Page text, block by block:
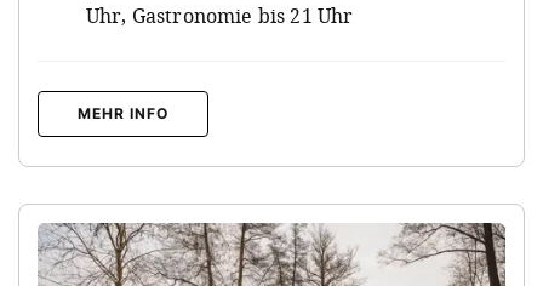
Uhr, Gastronomie bis 21 Uhr
MEHR INFO